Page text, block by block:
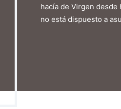
hacía de Virgen desde
no está dispuesto a